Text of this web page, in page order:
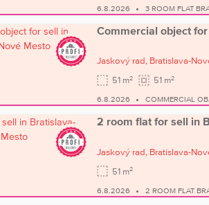
6.8.2026 3 ROOM FLAT
Commercial object
Jaskový rad, Bratislava-
51 m2 51 m2
6.8.2026 COMMERCIAL
2 room flat for sell in
Jaskový rad, Bratislava-
51 m2
6.8.2026 2 ROOM FLAT